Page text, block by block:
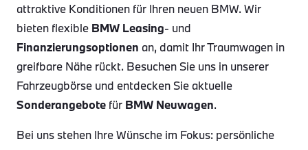
attraktive Konditionen für Ihren neuen BMW. Wir
bieten flexible BMW Leasing- und
Finanzierungsoptionen an, damit Ihr Traumwagen in
greifbare Nähe rückt. Besuchen Sie uns in unserer
Fahrzeugbörse und entdecken Sie aktuelle
Sonderangebote für BMW Neuwagen.
Bei uns stehen Ihre Wünsche im Fokus: persönliche